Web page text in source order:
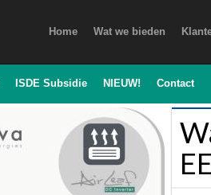
Home Wat we bieden
ISDE Subsidie NIEUW! Contact